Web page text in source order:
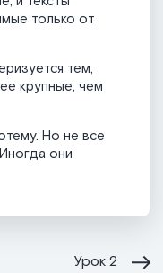
только от
тем,
крупные, чем
Но не все
они
Урок2